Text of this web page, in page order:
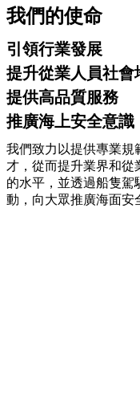
我們的使命
引領行業發展
提升從業人員社會
提供高品質服務
推廣海上安全意識
我們致力以提供專業規
才，從而提升業界和從
的水平，並透過船隻
動，向大眾推廣海面安